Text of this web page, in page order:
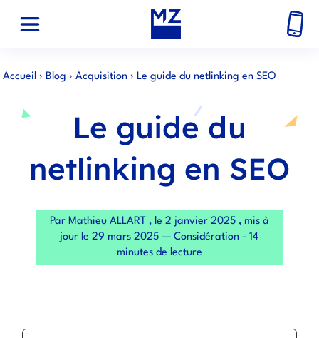
Accueil ›Blog ›Acquisition ›Le guide du netlinking en SEO
Le guide du
netlinking en SEO
Par Mathieu ALLART , le 2 janvier 2025 , mis à
jour le 29 mars 2025 — Considération - 14
minutes de lecture